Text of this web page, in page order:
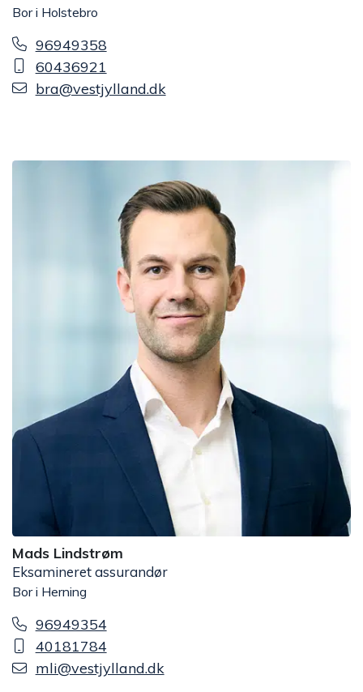
Bor i Holstebro
96949358
60436921
bra@vestjylland.dk
Mads Lindstrøm
Eksamineret assurandør
Bor i Herning
96949354
40181784
mli@vestjylland.dk